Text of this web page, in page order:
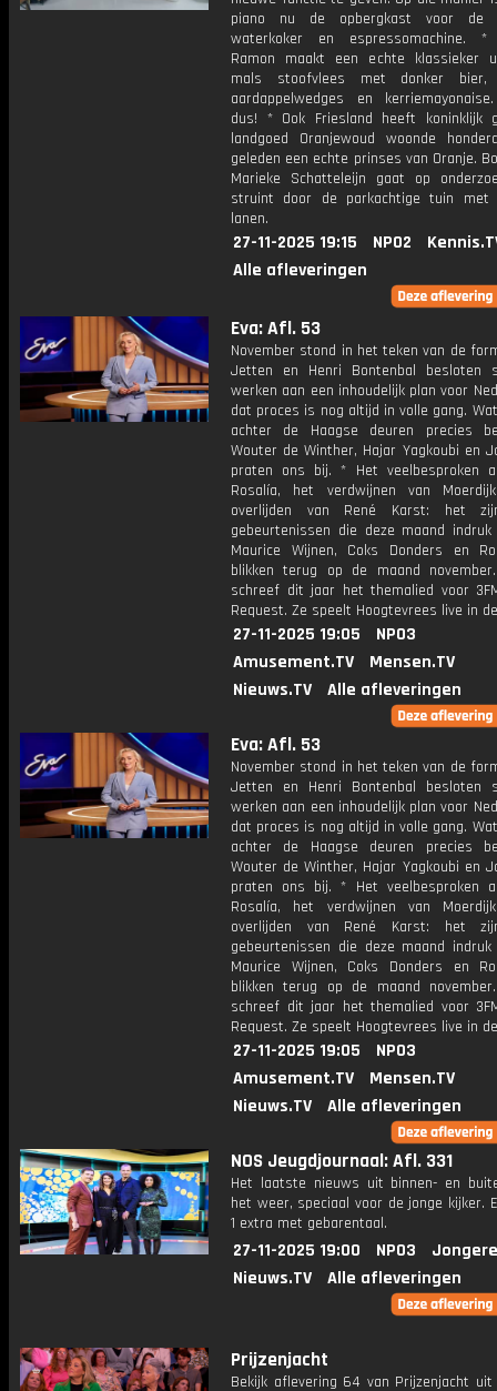
piano nu de opbergkast voor de
waterkoker en espressomachine. *
Ramon maakt een echte klassieker
mals stoofvlees met donker bier,
aardappelwedges en
dus! * Ook Friesland heeft koninklijk
landgoed Oranjewoud woonde
geleden een echte prinses van Oranje.
Marieke Schatteleijn gaat op
struint door de parkachtige tuin met
lanen.
27-11-2025 19:15 NPO2
Alle afleveringen
Eva: Afl. 53
November stond in het teken van de
Jetten en Henri Bontenbal besloten
werken aan een inhoudelijk plan voor
dat proces is nog altijd in volle gang.
achter de Haagse deuren precies
Wouter de Winther, Hajar Yagkoubi en
praten ons bij. * Het veelbesproken
Rosalía, het verdwijnen van
overlijden van René Karst: het
gebeurtenissen die deze maand indruk
Maurice Wijnen, Coks Donders en
blikken terug op de maand
schreef dit jaar het themalied voor
Request. Ze speelt Hoogtevrees live in
27-11-2025 19:05
NPO3
Amusement.TV
Mensen.TV
Nieuws.TV
Alle afleveringen
Eva: Afl. 53
November stond in het teken van de
Jetten en Henri Bontenbal besloten
werken aan een inhoudelijk plan voor
dat proces is nog altijd in volle gang.
achter de Haagse deuren precies
Wouter de Winther, Hajar Yagkoubi en
praten ons bij. * Het veelbesproken
Rosalía, het verdwijnen van
overlijden van René Karst: het
gebeurtenissen die deze maand indruk
Maurice Wijnen, Coks Donders en
blikken terug op de maand
schreef dit jaar het themalied voor
Request. Ze speelt Hoogtevrees live in
27-11-2025 19:05
NPO3
Amusement.TV
Mensen.TV
Nieuws.TV
Alle afleveringen
NOS Jeugdjournaal: Afl. 331
Het laatste nieuws uit binnen- en
het weer, speciaal voor de jonge kijker.
1 extra met gebarentaal.
27-11-2025 19:00 NPO3
Nieuws.TV
Alle afleveringen
Prijzenjacht
Bekijk aflevering 64 van Prijzenjacht uit